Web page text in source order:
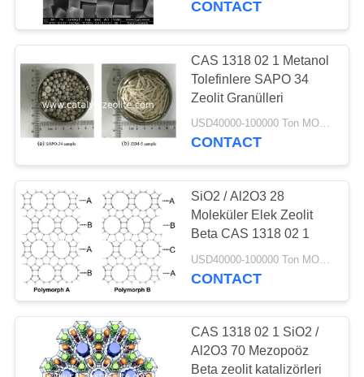
CONTACT
CAS 1318 02 1 Metanol
Tolefinlere SAPO 34
Zeolit ​​Granülleri
USD40000-100000 Ton MOQ:1 kg
CONTACT
SiO2 / Al2O3 28
Moleküler Elek Zeolit ​​
Beta CAS 1318 02 1
CONTACT
CAS 1318 02 1 SiO2 /
Al2O3 70 Mezopoöz
Beta zeolit ​​katalizörleri